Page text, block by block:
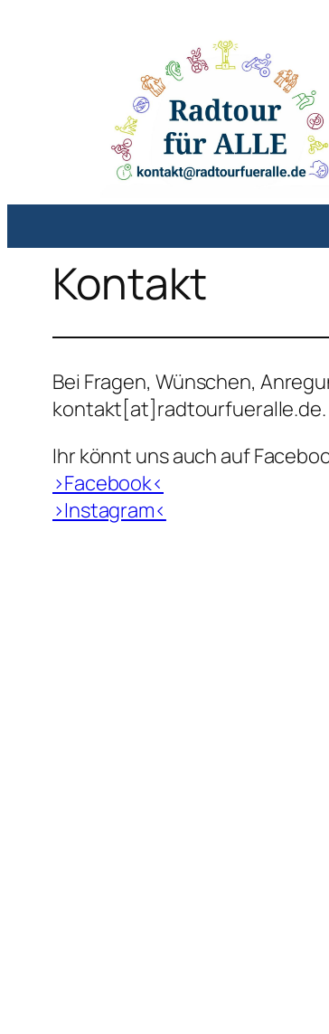
Kontakt
Bei Fragen, Wünschen,
kontakt[at]radtourfueralle.de.
Ihr könnt uns auch auf
>Facebook<
>Instagram<